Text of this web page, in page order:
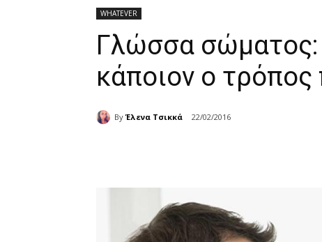
WHATEVER
Γλώσσα σώματος:
κάποιον ο τρόπος
By Έλενα Τσικκά 22/02/2016